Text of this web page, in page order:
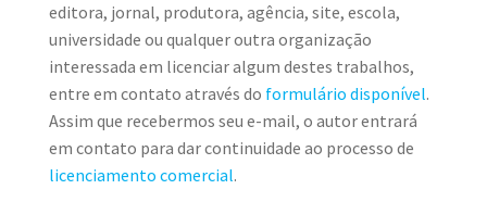
editora, jornal, produtora, agência, site, escola,
universidade ou qualquer outra organização
interessada em licenciar algum destes trabalhos,
entre em contato através do formulário disponível.
Assim que recebermos seu e-mail, o autor entrará
em contato para dar continuidade ao processo de
licenciamento comercial.